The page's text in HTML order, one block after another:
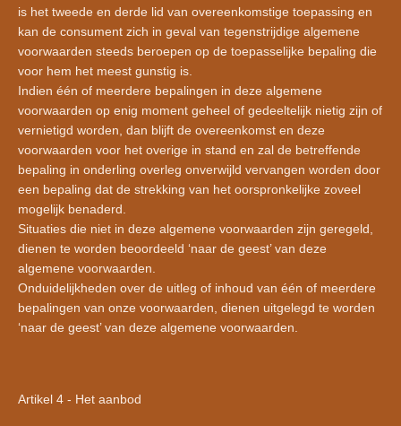
is het tweede en derde lid van overeenkomstige toepassing en
kan de consument zich in geval van tegenstrijdige algemene
voorwaarden steeds beroepen op de toepasselijke bepaling die
voor hem het meest gunstig is.
Indien één of meerdere bepalingen in deze algemene
voorwaarden op enig moment geheel of gedeeltelijk nietig zijn of
vernietigd worden, dan blijft de overeenkomst en deze
voorwaarden voor het overige in stand en zal de betreffende
bepaling in onderling overleg onverwijld vervangen worden door
een bepaling dat de strekking van het oorspronkelijke zoveel
mogelijk benaderd.
Situaties die niet in deze algemene voorwaarden zijn geregeld,
dienen te worden beoordeeld ‘naar de geest’ van deze
algemene voorwaarden.
Onduidelijkheden over de uitleg of inhoud van één of meerdere
bepalingen van onze voorwaarden, dienen uitgelegd te worden
‘naar de geest’ van deze algemene voorwaarden.
Artikel 4 - Het aanbod